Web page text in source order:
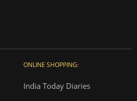
ONLINE SHOPPING:
India Today Diaries